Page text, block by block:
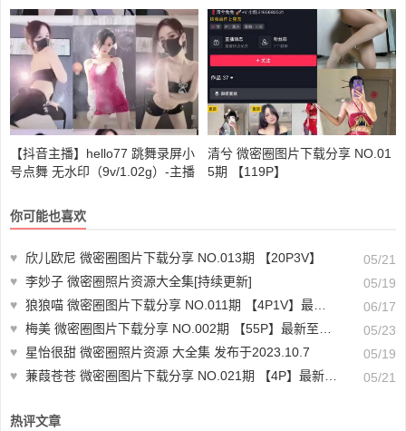
9
【抖音主播】hello77 跳舞录屏小
号点舞 无水印（9v/1.02g）-主播
清兮 微密圈图片下载分享 NO.01
5期 【119P】
你可能也喜欢
♥ 欣儿欧尼 微密圈图片下载分享 NO.013期 【20P3V】
05/21
♥ 李妙子 微密圈照片资源大全集[持续更新]
05/19
♥ 狼狼喵 微密圈图片下载分享 NO.011期 【4P1V】最新至：2024.1.14
06/17
♥ 梅美 微密圈图片下载分享 NO.002期 【55P】最新至：2024.1.25
05/23
♥
星怡很甜 微密圈照片资源 大全集 发布于2023.10.7
05/19
♥ 蒹葭苍苍 微密圈图片下载分享 NO.021期 【4P】最新至：2023.5.23 05/21
热评文章